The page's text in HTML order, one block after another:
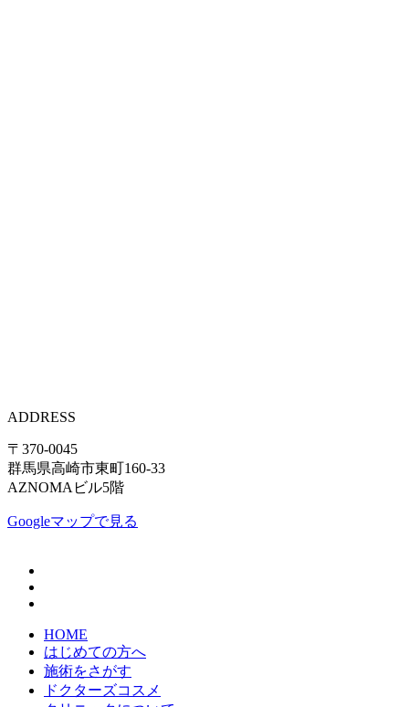
ADDRESS
〒370-0045
群馬県高崎市東町160-33
AZNOMAビル5階
Googleマップで見る
HOME
はじめての方へ
施術をさがす
ドクターズコスメ